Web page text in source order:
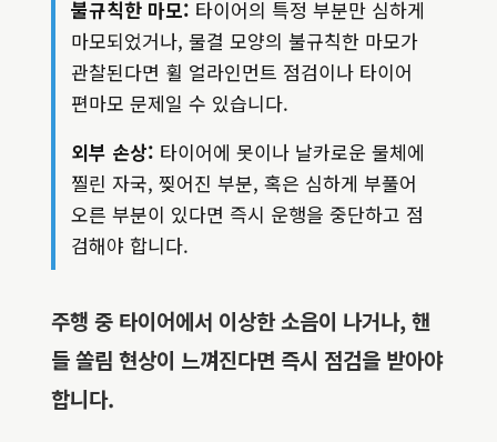
불규칙한 마모: 타이어의 특정 부분만 심하게
마모되었거나, 물결 모양의 불규칙한 마모가
관찰된다면 휠 얼라인먼트 점검이나 타이어
편마모 문제일 수 있습니다.
외부 손상: 타이어에 못이나 날카로운 물체에
찔린 자국, 찢어진 부분, 혹은 심하게 부풀어
오른 부분이 있다면 즉시 운행을 중단하고 점
검해야 합니다.
주행 중 타이어에서 이상한 소음이 나거나, 핸
들 쏠림 현상이 느껴진다면 즉시 점검을 받아야
합니다.